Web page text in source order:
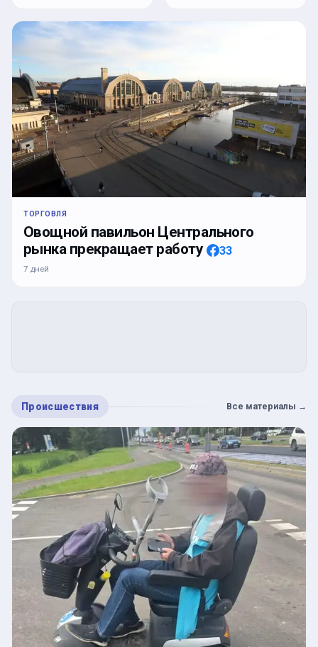
ТОРГОВЛЯ
Овощной павильон Центрального
рынка прекращает работу
33
7 дней
Происшествия Все материалы →